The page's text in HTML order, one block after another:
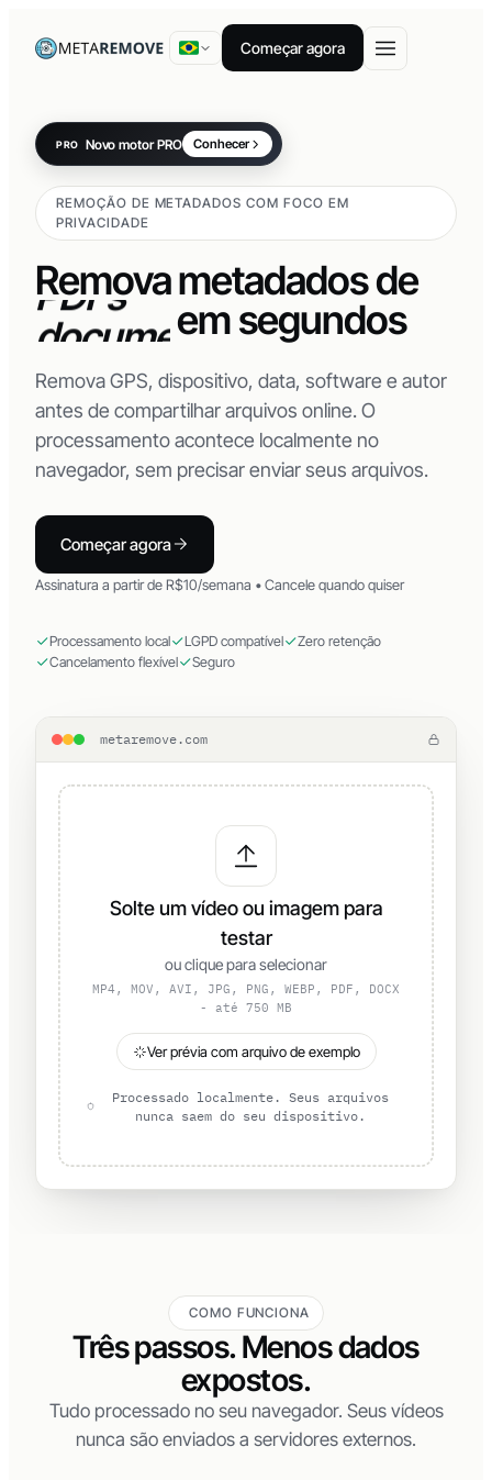
Começar agora
PRO Novo motor PRO Conhecer
REMOÇÃO DE METADADOS COM FOCO EM
PRIVACIDADE
Remova metadados de
vídeos
imagens
PDFs
documentos em
segundos
Remova GPS, dispositivo, data, software e autor
antes de compartilhar arquivos online. O
processamento acontece localmente no
Começar agora
Solte um vídeo ou imagem para
testar
ou clique para selecionar
- até 750 MB
Ver prévia com arquivo de exemplo
COMO FUNCIONA
Três passos. Menos dados
expostos.
Tudo processado no seu navegador. Seus vídeos